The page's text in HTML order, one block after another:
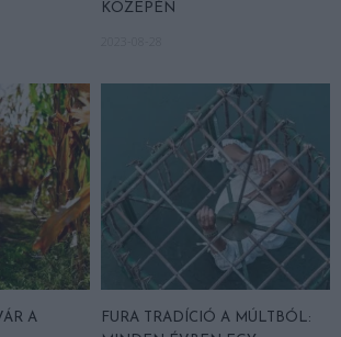
KÖZEPÉN
A
FURA TRADÍCIÓ A MÚLTBÓL: